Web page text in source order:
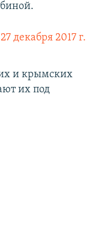
27 декабря 2017 г.
и крымских
их под